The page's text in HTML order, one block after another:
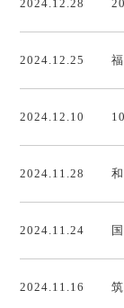
2024.12.28
2024.12.25
2024.12.10
2024.11.28
2024.11.24
2024.11.16